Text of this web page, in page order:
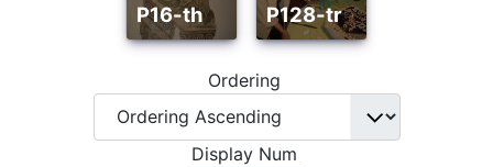
p16-th p128-tr
Ordering
Display Num